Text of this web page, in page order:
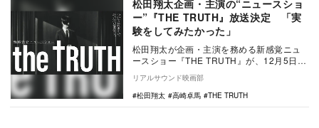
松田翔太企画・主演の“ニュースショ
ー”『THE TRUTH』放送決定 「実
験をしてみたかった」
松田翔太が企画・主演を務める新感覚ニュ
ースショー『THE TRUTH』が、12月5日深
夜24時30分よりテレビ東京のドラマチュ
ー…
リアルサウンド映画部
松田翔太
高崎卓馬 THE TRUTH